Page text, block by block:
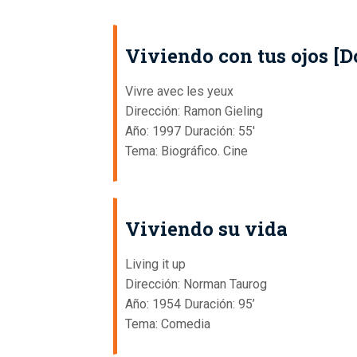
Viviendo con tus ojos
Vivre avec les yeux
Dirección: Ramon Gieling
Año: 1997 Duración: 55'
Tema: Biográfico. Cine
Viviendo su vida
Living it up
Dirección: Norman Taurog
Año: 1954 Duración: 95’
Tema: Comedia